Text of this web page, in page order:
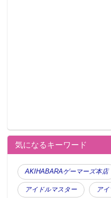
気になるキーワード
AKIHABARAゲーマーズ本店
アイドルマスター ア